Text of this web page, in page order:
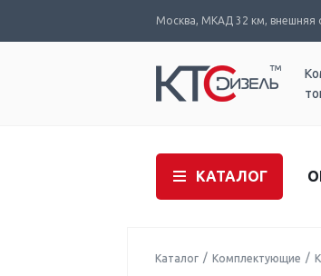
Москва, МКАД 32 км, внешняя
КАТАЛОГ
Каталог Комплектующие